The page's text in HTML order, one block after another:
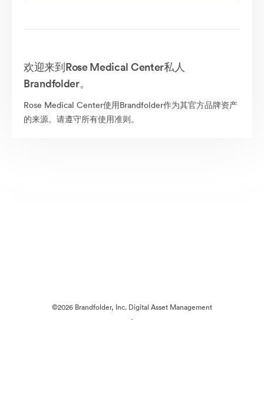
欢迎来到Rose Medical Center私人
Brandfolder。
Rose Medical Center使用Brandfolder作为其官方品牌资产
的来源。请遵守所有使用准则。
©2026 Brandfolder, Inc. Digital Asset Management
·